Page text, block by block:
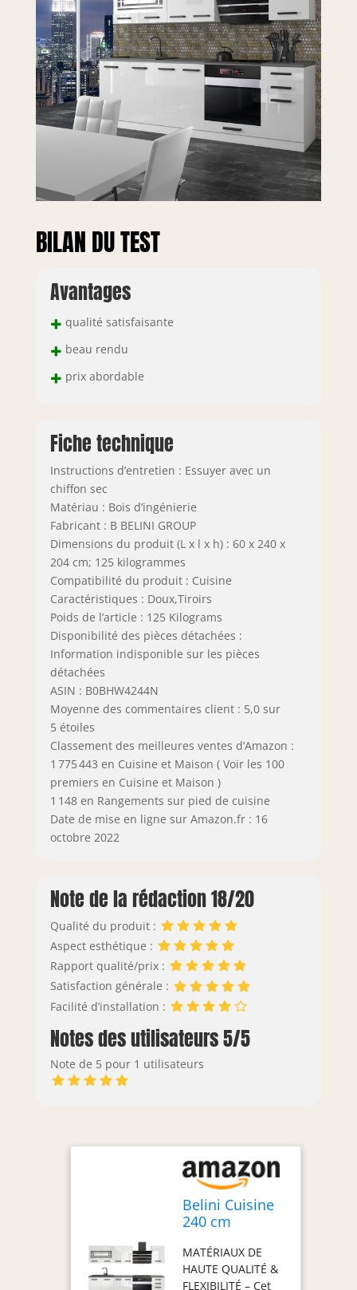
stabilité optimale.
BILAN DU TEST
Avantages
+ qualité satisfaisante
+ beau rendu
+ prix abordable
Fiche technique
Instructions d’entretien : Essuyer avec un
chiffon sec
Matériau : Bois d’ingénierie
Fabricant : B BELINI GROUP
Dimensions du produit (L x l x h) : 60 x 240 x
204 cm; 125 kilogrammes
Compatibilité du produit : Cuisine
Caractéristiques : Doux,Tiroirs
Poids de l’article : 125 Kilograms
Disponibilité des pièces détachées :
Information indisponible sur les pièces
détachées
ASIN : B0BHW4244N
Moyenne des commentaires client : 5,0 sur
5 étoiles
Classement des meilleures ventes d’Amazon :
1 775 443 en Cuisine et Maison ( Voir les 100
premiers en Cuisine et Maison )
1 148 en Rangements sur pied de cuisine
Date de mise en ligne sur Amazon.fr : 16
octobre 2022
Note de la rédaction 18/20
Qualité du produit :
Aspect esthétique :
Rapport qualité/prix :
Satisfaction générale :
Facilité d’installation :
Notes des utilisateurs 5/5
Note de 5 pour 1 utilisateurs
Belini Cuisine
240 cm
Plan de Travail,
Blanc Très
MATÉRIAUX DE
HAUTE QUALITÉ &
FLEXIBILITÉ – Cet